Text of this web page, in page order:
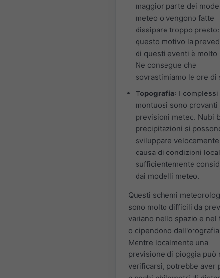
maggior parte dei
meteo o vengono fatte
dissipare troppo
questo motivo la
di questi eventi è molto
Ne consegue che
sovrastimiamo le ore di
Topografia: I
montuosi sono provanti
previsioni meteo. Nubi
precipitazioni si
sviluppare velocemente
causa di condizioni
sufficientemente
dai modelli meteo.
Questi schemi
sono molto difficili da
variano nello spazio e nel
o dipendono
Mentre localmente una
previsione di pioggia può
verificarsi, potrebbe aver